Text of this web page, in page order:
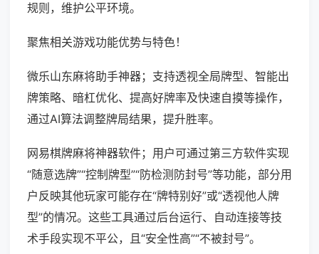
规则，维护公平环境。
聚焦相关游戏功能优势与特色！
微乐山东麻将助手神器；支持透视全局牌型、智能出
牌策略、暗杠优化、提高好牌率及快速自摸等操作，
通过AI算法调整牌局结果，提升胜率。
网易棋牌麻将神器软件；用户可通过第三方软件实现
“随意选牌”“控制牌型”“防检测防封号”等功能，部分用
户反映其他玩家可能存在“牌特别好”或“透视他人牌
型”的情况。这些工具通过后台运行、自动连接等技
术手段实现不平公，且“安全性高”“不被封号”。